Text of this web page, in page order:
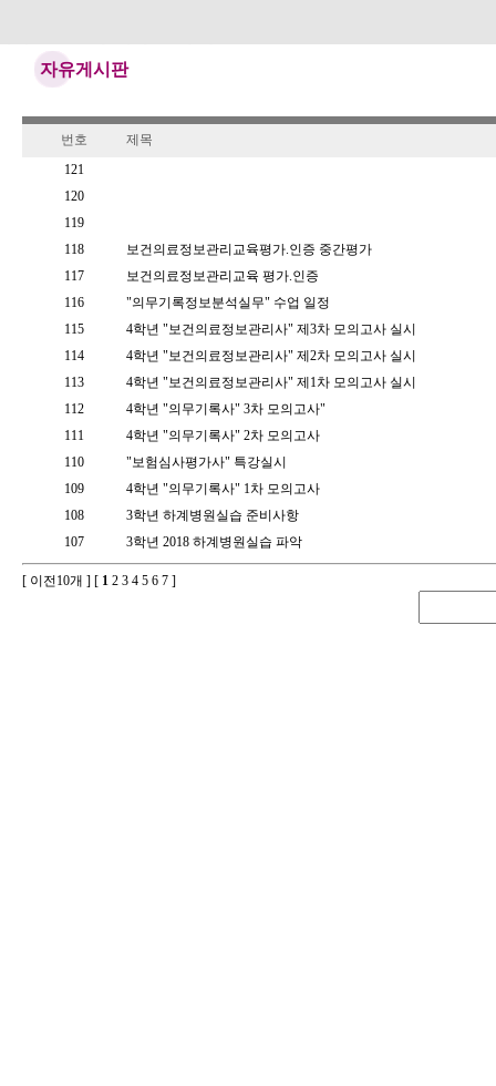
자유게시판
번호
제목
121
120
119
118
보건의료정보관리교육평가.인증 중간평가
117
보건의료정보관리교육 평가.인증
116
"의무기록정보분석실무" 수업 일정
115
4학년 "보건의료정보관리사" 제3차 모의고사 실시
114
4학년 "보건의료정보관리사" 제2차 모의고사 실시
113
4학년 "보건의료정보관리사" 제1차 모의고사 실시
112
4학년 "의무기록사" 3차 모의고사"
111
4학년 "의무기록사" 2차 모의고사
110
"보험심사평가사" 특강실시
109
4학년 "의무기록사" 1차 모의고사
108
3학년 하계병원실습 준비사항
107
3학년 2018 하계병원실습 파악
[ 이전10개 ] [ 1 2 3 4 5 6 7 ]